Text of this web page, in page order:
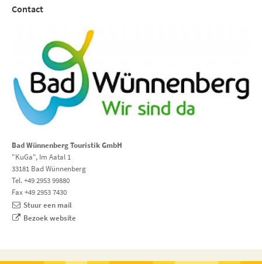
Contact
Bad Wünnenberg Touristik GmbH
"KuGa", Im Aatal 1
33181 Bad Wünnenberg
Tel. +49 2953 99880
Fax +49 2953 7430
Stuur een mail
Bezoek website